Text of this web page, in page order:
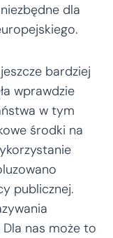
dla
bardziej
wprawdzie
w tym
środki na
publicznej.
nas może to